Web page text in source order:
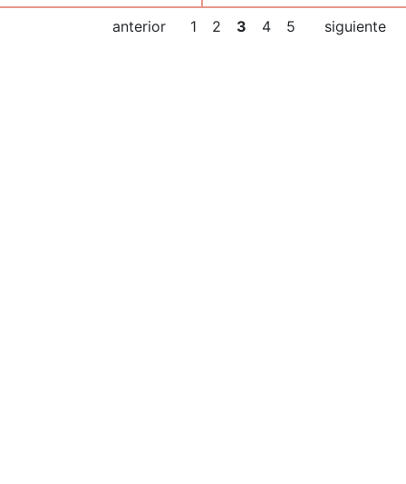
anterior 1 2 3 4 5 siguiente